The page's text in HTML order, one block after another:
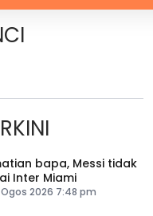
bapa, Messi tidak
Inter Miami
2026 7:48 pm